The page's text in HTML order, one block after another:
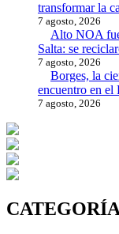
transformar la
7 agosto, 2026
Alto NOA
Salta: se
7 agosto, 2026
Borges, la
encuentro en el
7 agosto, 2026